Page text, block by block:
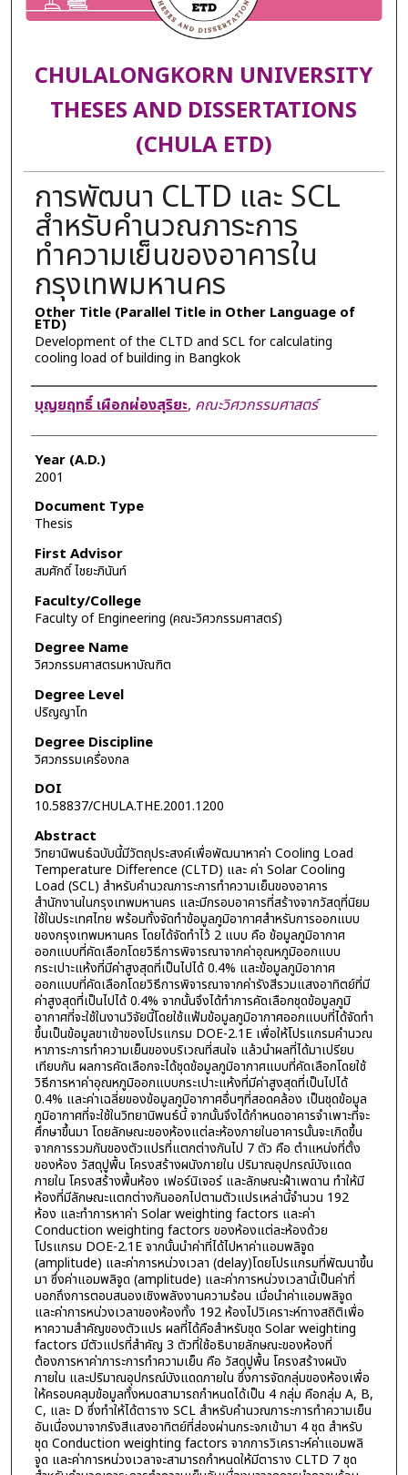
CHULALONGKORN UNIVERSITY
THESES AND DISSERTATIONS
(CHULA ETD)
การพัฒนา CLTD และ SCL
สำหรับคำนวณภาระการ
ทำความเย็นของอาคารใน
กรุงเทพมหานคร
Other Title (Parallel Title in Other Language of
ETD)
Development of the CLTD and SCL for calculating
cooling load of building in Bangkok
Author
บุญยฤทธิ์ เผือกผ่องสุริยะ, คณะวิศวกรรมศาสตร์
Year (A.D.)
2001
Document Type
Thesis
First Advisor
สมศักดิ์ ไชยะภินันท์
Faculty/College
Faculty of Engineering (คณะวิศวกรรมศาสตร์)
Degree Name
วิศวกรรมศาสตรมหาบัณฑิต
Degree Level
ปริญญาโท
Degree Discipline
วิศวกรรมเครื่องกล
DOI
10.58837/CHULA.THE.2001.1200
Abstract
วิทยานิพนธ์ฉบับนี้มีวัตถุประสงค์เพื่อพัฒนาหาค่า Cooling Load
Temperature Difference (CLTD) และ ค่า Solar Cooling
Load (SCL) สำหรับคำนวณภาระการทำความเย็นของอาคาร
สำนักงานในกรุงเทพมหานคร และมีกรอบอาคารที่สร้างจากวัสดุที่นิยม
ใช้ในประเทศไทย พร้อมทั้งจัดทำข้อมูลภูมิอากาศสำหรับการออกแบบ
ของกรุงเทพมหานคร โดยได้จัดทำไว้ 2 แบบ คือ ข้อมูลภูมิอากาศ
ออกแบบที่คัดเลือกโดยวิธีการพิจารณาจากค่าอุณหภูมิออกแบบ
กระเปาะแห้งที่มีค่าสูงสุดที่เป็นไปได้ 0.4% และข้อมูลภูมิอากาศ
ออกแบบที่คัดเลือกโดยวิธีการพิจารณาจากค่ารังสีรวมแสงอาทิตย์ที่มี
ค่าสูงสุดที่เป็นไปได้ 0.4% จากนั้นจึงได้ทำการคัดเลือกชุดข้อมูลภูมิ
อากาศที่จะใช้ในงานวิจัยนี้โดยใช้แฟ้มข้อมูลภูมิอากาศออกแบบที่ได้จัดทำ
ขึ้นเป็นข้อมูลขาเข้าของโปรแกรม DOE-2.1E เพื่อให้โปรแกรมคำนวณ
หาภาระการทำความเย็นของบริเวณที่สนใจ แล้วนำผลที่ได้มาเปรียบ
เทียบกัน ผลการคัดเลือกจะได้ชุดข้อมูลภูมิอากาศแบบที่คัดเลือกโดยใช้
วิธีการหาค่าอุณหภูมิออกแบบกระเปาะแห้งที่มีค่าสูงสุดที่เป็นไปได้
0.4% และค่าเฉลี่ยของข้อมูลภูมิอากาศอื่นๆที่สอดคล้อง เป็นชุดข้อมูล
ภูมิอากาศที่จะใช้ในวิทยานิพนธ์นี้ จากนั้นจึงได้กำหนดอาคารจำเพาะที่จะ
ศึกษาขึ้นมา โดยลักษณะของห้องแต่ละห้องภายในอาคารนั้นจะเกิดขึ้น
จากการรวมกันของตัวแปรที่แตกต่างกันไป 7 ตัว คือ ตำแหน่งที่ตั้ง
ของห้อง วัสดุปูพื้น โครงสร้างผนังภายใน ปริมาณอุปกรณ์บังแดด
ภายใน โครงสร้างพื้นห้อง เฟอร์นิเจอร์ และลักษณะฝ้าเพดาน ทำให้มี
ห้องที่มีลักษณะแตกต่างกันออกไปตามตัวแปรเหล่านี้จำนวน 192
ห้อง และทำการหาค่า Solar weighting factors และค่า
Conduction weighting factors ของห้องแต่ละห้องด้วย
โปรแกรม DOE-2.1E จากนั้นนำค่าที่ได้ไปหาค่าแอมพลิจูด
(amplitude) และค่าการหน่วงเวลา (delay)โดยโปรแกรมที่พัฒนาขึ้น
มา ซึ่งค่าแอมพลิจูด (amplitude) และค่าการหน่วงเวลานี้เป็นค่าที่
บอกถึงการตอบสนองเชิงพลังงานความร้อน เมื่อนำค่าแอมพลิจูด
และค่าการหน่วงเวลาของห้องทั้ง 192 ห้องไปวิเคราะห์ทางสถิติเพื่อ
หาความสำคัญของตัวแปร ผลที่ได้คือสำหรับชุด Solar weighting
factors มีตัวแปรที่สำคัญ 3 ตัวที่ใช้อธิบายลักษณะของห้องที่
ต้องการหาค่าภาระการทำความเย็น คือ วัสดุปูพื้น โครงสร้างผนัง
ภายใน และปริมาณอุปกรณ์บังแดดภายใน ซึ่งการจัดกลุ่มของห้องเพื่อ
ให้ครอบคลุมข้อมูลทั้งหมดสามารถกำหนดได้เป็น 4 กลุ่ม คือกลุ่ม A, B,
C, และ D ซึ่งทำให้ได้ตาราง SCL สำหรับคำนวณภาระการทำความเย็น
อันเนื่องมาจากรังสีแสงอาทิตย์ที่ส่องผ่านกระจกเข้ามา 4 ชุด สำหรับ
ชุด Conduction weighting factors จากการวิเคราะห์ค่าแอมพลิ
จูด และค่าการหน่วงเวลาจะสามารถกำหนดให้มีตาราง CLTD 7 ชุด